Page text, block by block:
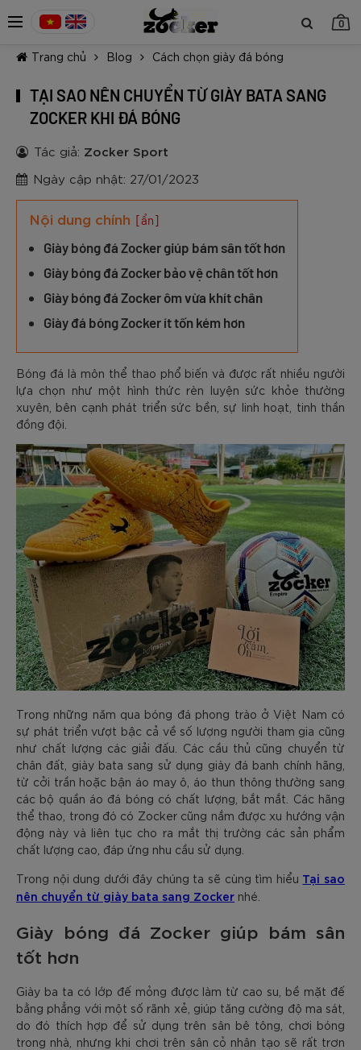
0
Trang chủ Blog Cách chọn giày đá bóng
TẠI SAO NÊN CHUYỂN TỪ GIÀY BATA SANG
ZOCKER KHI ĐÁ BÓNG
Tác giả: Zocker Sport
Ngày cập nhật: 27/01/2023
Nội dung chính [ẩn]
Giày bóng đá Zocker giúp bám sân tốt hơn
Giày bóng đá Zocker bảo vệ chân tốt hơn
Giày bóng đá Zocker ôm vừa khít chân
Giày đá bóng Zocker ít tốn kém hơn
Bóng đá là môn thể thao phổ biến và được rất nhiều người
lựa chọn như một hình thức rèn luyện sức khỏe thường
xuyên, bên cạnh phát triển sức bền, sự linh hoạt, tinh thần
đồng đội.
Trong những năm qua bóng đá phong trào ở Việt Nam có
sự phát triển vượt bậc cả về số lượng người tham gia cũng
như chất lượng các giải đấu. Các cầu thủ cũng chuyển từ
chân đất, giày bata sang sử dụng giày đá banh chính hãng,
từ cởi trần hoặc bận áo may ô, áo thun thông thường sang
các bộ quần áo đá bóng có chất lượng, bắt mắt. Các hãng
thể thao, trong đó có Zocker cũng nắm được xu hướng vận
động này và liên tục cho ra mắt thị trường các sản phẩm
chất lượng cao, đáp ứng nhu cầu sử dụng.
Trong nội dung dưới đây chúng ta sẽ cùng tìm hiểu Tại sao
nên chuyển từ giày bata sang Zocker nhé.
Giày bóng đá Zocker giúp bám sân
tốt hơn
Giày ba ta có lớp đế mỏng được làm từ cao su, bề mặt đế
bằng phẳng với một số rãnh xẻ, giúp tăng cường độ ma sát,
do đó thích hợp để sử dụng trên sân bê tông, chơi bóng
trong nhà, nhưng khi chơi trên sân cỏ nhân tạo sẽ rất trơn